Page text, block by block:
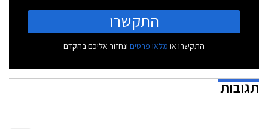
התקשרו
התקשרו או מלאו פרטים ונחזור אליכם בהקדם
תגובות